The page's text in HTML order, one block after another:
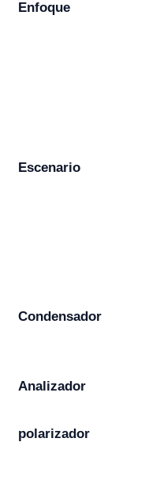
Enfoque
Escenario
Condensador
Analizador
polarizador